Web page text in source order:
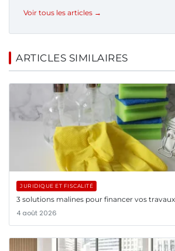
Voir tous les articles →
ARTICLES SIMILAIRES
JURIDIQUE ET FISCALITÉ
3 solutions malines pour financer vos
4 août 2026